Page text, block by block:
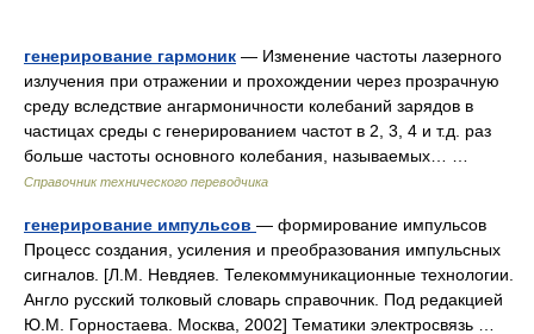
генерирование гармоник — Изменение частоты лазерного
излучения при отражении и прохождении через прозрачную
среду вследствие ангармоничности колебаний зарядов в
частицах среды с генерированием частот в 2, 3, 4 и т.д. раз
больше частоты основного колебания, называемых… …
Справочник технического переводчика
генерирование импульсов — формирование импульсов
Процесс создания, усиления и преобразования импульсных
сигналов. [Л.М. Невдяев. Телекоммуникационные технологии.
Англо русский толковый словарь справочник. Под редакцией
Ю.М. Горностаева. Москва, 2002] Тематики электросвязь …